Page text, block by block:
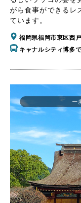
がら食事ができるレ
ています。
福岡県福岡市東区西
キャナルシティ博多
一